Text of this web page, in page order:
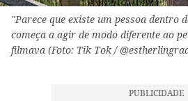
"Parece que existe um pessoa dentro
começa a agir de modo diferente ao
filmava (Foto: Tik Tok /